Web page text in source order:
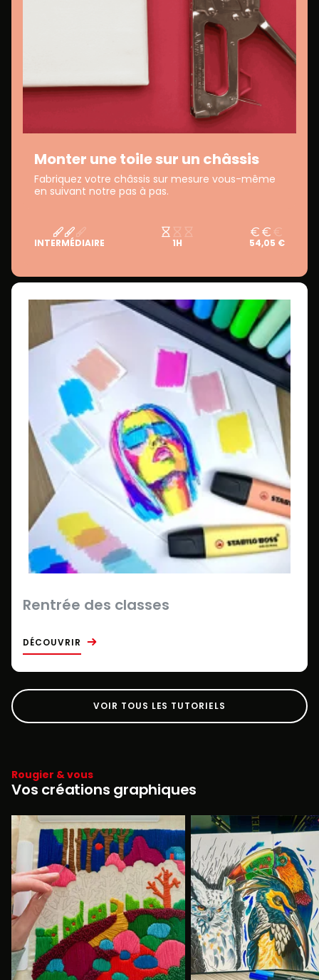
Monter une toile sur un châssis
Fabriquez votre châssis sur mesure vous-même
en suivant notre pas à pas.
INTERMÉDIAIRE 1H 54,05 €
Rentrée des classes
DÉCOUVRIR
VOIR TOUS LES TUTORIELS
Rougier & vous
Vos créations graphiques